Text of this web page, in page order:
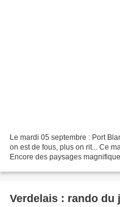
Le mardi 05 septembre : Port
on est de fous, plus on rit... Ce
Encore des paysages
Verdelais : rando du